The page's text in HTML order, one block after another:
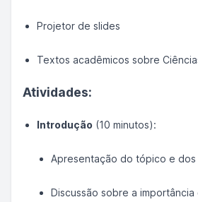
Projetor de slides
Textos acadêmicos sobre
Atividades:
Introdução (10 minutos):
Apresentação do tópico e
Discussão sobre a importância